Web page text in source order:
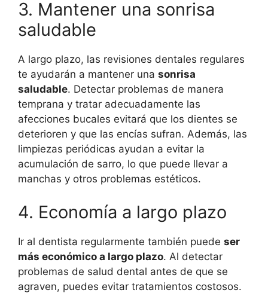
3. Mantener una sonrisa
saludable
A largo plazo, las revisiones dentales regulares
te ayudarán a mantener una sonrisa
saludable. Detectar problemas de manera
temprana y tratar adecuadamente las
afecciones bucales evitará que los dientes se
deterioren y que las encías sufran. Además, las
limpiezas periódicas ayudan a evitar la
acumulación de sarro, lo que puede llevar a
manchas y otros problemas estéticos.
4. Economía a largo plazo
Ir al dentista regularmente también puede ser
más económico a largo plazo. Al detectar
problemas de salud dental antes de que se
agraven, puedes evitar tratamientos costosos.